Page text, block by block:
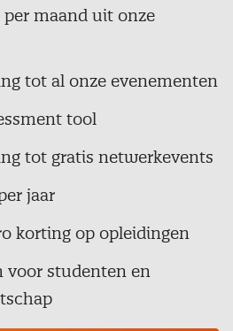
maand uit onze
tot al onze evenementen
tool
tot gratis netwerkevents
jaar
korting op opleidingen
voor studenten en